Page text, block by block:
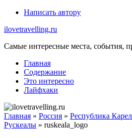
Skip
content
Написать автору
ilovetravelling.ru
Самые интересные места, события,
Главная
Содержание
Это интересно
Лайфхаки
Главная » Россия » Республика
Рускеалы » ruskeala_logo